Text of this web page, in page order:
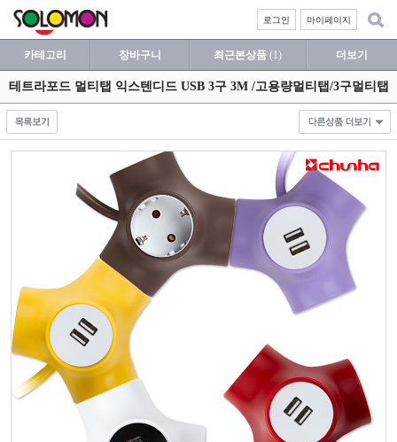
마이페이지
로그인
카테고리 장바구니 최근본상품 (1) 더보기
테트라포드 멀티탭 익스텐디드 USB 3구 3M /고용량멀티탭/3구멀티탭